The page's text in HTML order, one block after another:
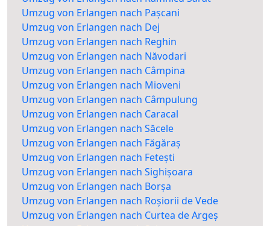
Umzug von Erlangen nach Pașcani
Umzug von Erlangen nach Dej
Umzug von Erlangen nach Reghin
Umzug von Erlangen nach Năvodari
Umzug von Erlangen nach Câmpina
Umzug von Erlangen nach Mioveni
Umzug von Erlangen nach Câmpulung
Umzug von Erlangen nach Caracal
Umzug von Erlangen nach Săcele
Umzug von Erlangen nach Făgăraș
Umzug von Erlangen nach Fetești
Umzug von Erlangen nach Sighișoara
Umzug von Erlangen nach Borșa
Umzug von Erlangen nach Roșiorii de Vede
Umzug von Erlangen nach Curtea de Argeș